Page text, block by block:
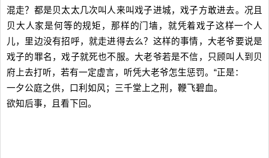
混走？都是贝太太几次叫人来叫戏子进城，戏子方敢进去。况且
贝大人家是何等的规矩，那样的门墙，就凭着戏子这样一个人
儿，里边没有招呼，就走进得去么？这样的事情，大老爷要说是
戏子的罪名，戏子就死也不服。大老爷若是不信，只顾叫人到贝
府上去打听，若有一定虚言，听凭大老爷怎生惩罚。“正是：
一夕公庭之供，口利如风；三千堂上之刑，鞭飞碧血。
欲知后事，且看下回。